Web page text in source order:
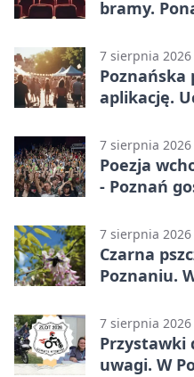
bramy.
7 sierpnia 2026
Poznańska
aplikację.
7 sierpnia 2026
Poezja
- Poznań
7 sierpnia 2026
Czarna
Poznaniu.
7 sierpnia 2026
Przystawki
uwagi. W